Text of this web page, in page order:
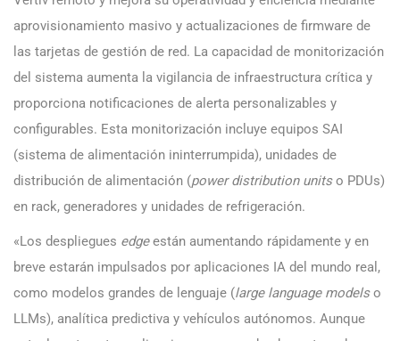
aprovisionamiento masivo y actualizaciones de firmware de
las tarjetas de gestión de red. La capacidad de monitorización
del sistema aumenta la vigilancia de infraestructura crítica y
proporciona notificaciones de alerta personalizables y
configurables. Esta monitorización incluye equipos SAI
(sistema de alimentación ininterrumpida), unidades de
distribución de alimentación (power distribution unitso PDUs)
en rack, generadores y unidades de refrigeración.
«Los despliegues edgeestán aumentando rápidamente y en
breve estarán impulsados por aplicaciones IA del mundo real,
como modelos grandes de lenguaje (large language modelso
LLMs), analítica predictiva y vehículos autónomos. Aunque